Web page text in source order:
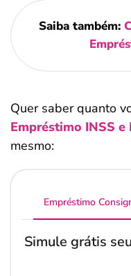
Saiba também:
Quer saber quanto
Empréstimo INSS e
mesmo:
Empréstimo
Simule grátis